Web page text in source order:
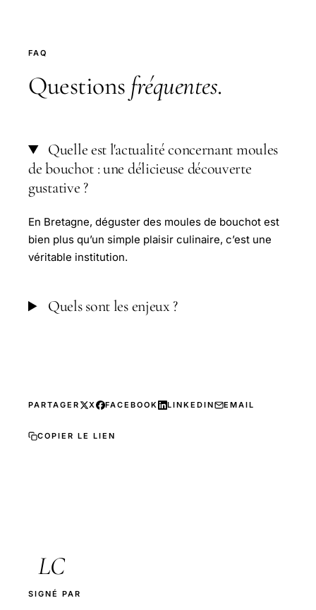
FAQ
Questions fréquentes.
Quelle est l'actualité concernant moules
de bouchot : une délicieuse découverte
gustative ?
En Bretagne, déguster des moules de bouchot est
bien plus qu’un simple plaisir culinaire, c’est une
véritable institution.
Quels sont les enjeux ?
PARTAGER X FACEBOOK LINKEDIN EMAIL
COPIER LE LIEN
LC
SIGNÉ PAR